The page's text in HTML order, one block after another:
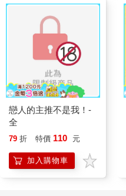
戀人的主推不是我！-
全
79 折 特價 110 元
加入購物車